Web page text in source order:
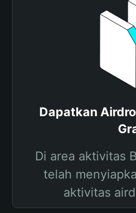
Dapatkan
Di area aktivitas
telah
aktivitas